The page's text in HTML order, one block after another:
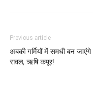
Previous article
अबकी गर्मियों में समधी बन
रावल, ऋषि कपूर!